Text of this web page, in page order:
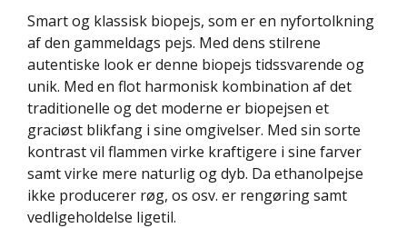
Smart og klassisk biopejs, som er en nyfortolkning
af den gammeldags pejs. Med dens stilrene
autentiske look er denne biopejs tidssvarende og
unik. Med en flot harmonisk kombination af det
traditionelle og det moderne er biopejsen et
graciøst blikfang i sine omgivelser. Med sin sorte
kontrast vil flammen virke kraftigere i sine farver
samt virke mere naturlig og dyb. Da ethanolpejse
ikke producerer røg, os osv. er rengøring samt
vedligeholdelse ligetil.